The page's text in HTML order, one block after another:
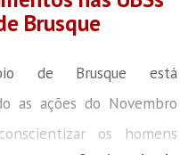
Brusque
de Brusque está
as ações do Novembro
os homens